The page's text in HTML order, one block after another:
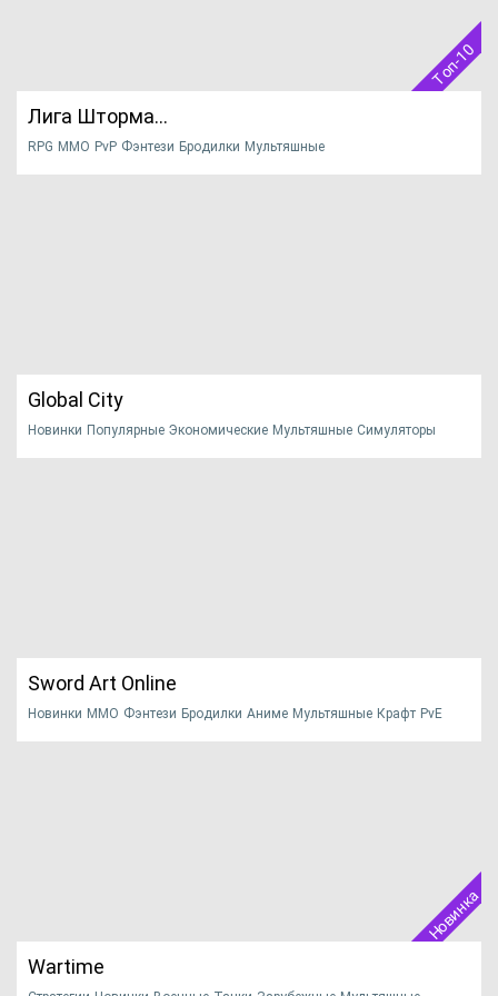
Топ-10
Лига Шторма...
RPG MMO PvP Фэнтези Бродилки Мультяшные
Многопользовательские PvE 2020 Русские
Global City
Новинки Популярные Экономические Мультяшные Симуляторы
Многопользовательские 2020
Sword Art Online
Новинки MMO Фэнтези Бродилки Аниме Мультяшные Крафт PvE
2020
Новинка
Wartime